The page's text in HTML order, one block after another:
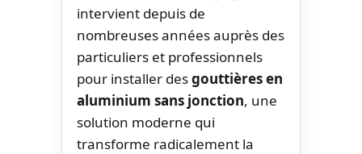
intervient depuis de
nombreuses années auprès des
particuliers et professionnels
pour installer desgouttières en
aluminium sans jonction, une
solution moderne qui
transforme radicalement la